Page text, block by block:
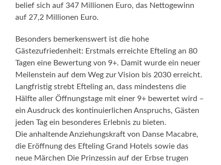
belief sich auf 347 Millionen Euro, das Nettogewinn
auf 27,2 Millionen Euro.
Besonders bemerkenswert ist die hohe
Gästezufriedenheit: Erstmals erreichte Efteling an 80
Tagen eine Bewertung von 9+. Damit wurde ein neuer
Meilenstein auf dem Weg zur Vision bis 2030 erreicht.
Langfristig strebt Efteling an, dass mindestens die
Hälfte aller Öffnungstage mit einer 9+ bewertet wird –
ein Ausdruck des kontinuierlichen Anspruchs, Gästen
jeden Tag ein besonderes Erlebnis zu bieten.
Die anhaltende Anziehungskraft von Danse Macabre,
die Eröffnung des Efteling Grand Hotels sowie das
neue Märchen Die Prinzessin auf der Erbse trugen